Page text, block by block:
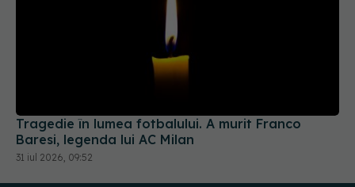
Baresi, legenda lui AC Milan
31 iul 2026, 09:52